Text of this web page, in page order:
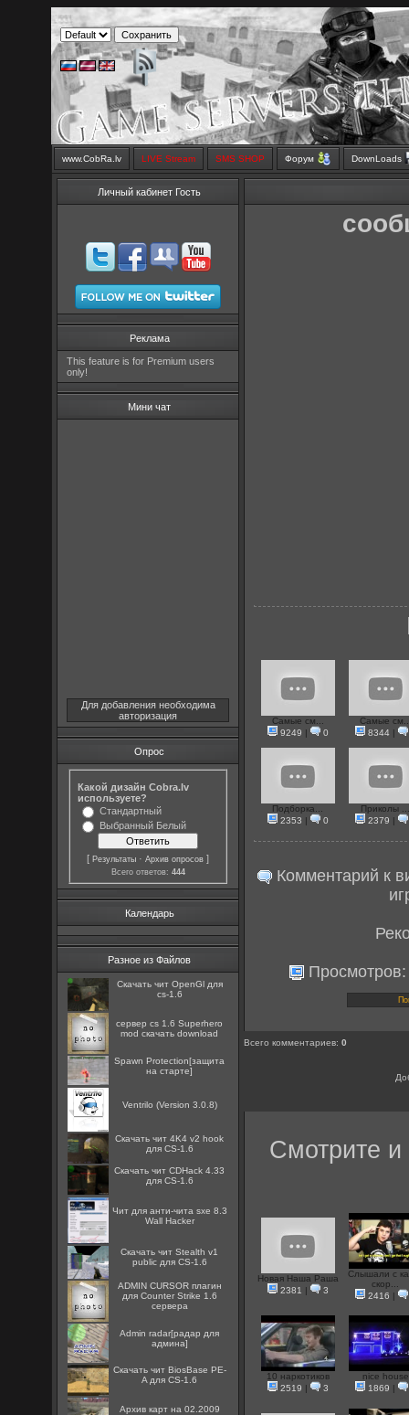
www.CobRa.lv LIVE Stream SMS SHOP Форум DownLoads
Личный кабинет Гость
Реклама
This feature is for Premium users
only!
Мини чат
Для добавления необходима
авторизация
Опрос
Какой дизайн Cobra.lv
используете?
Стандартный
Выбранный Белый
[Результаты ·Архив опросов ]
Всего ответов: 444
Календарь
Разное из Файлов
Скачать чит OpenGl для
cs-1.6
сервер cs 1.6 Superhero
mod скачать download
Spawn Protection[защита
на старте]
Ventrilo (Version 3.0.8)
Скачать чит 4K4 v2 hook
для CS-1.6
Скачать чит CDHack 4.33
для CS-1.6
Чит для анти-чита sxe 8.3
Wall Hacker
Скачать чит Stealth v1
public для CS-1.6
ADMIN CURSOR плагин
для Counter Strike 1.6
сервера
Admin radar[радар для
админа]
Скачать чит BiosBase PE-
A для CS-1.6
Архив карт на 02.2009
Самые см...
9249 | 0
Самые
8344|
Подборка...
2353 | 0
Приколы
2379 |
Комментарий к
Всего комментариев:0
Смотрите и
Новая Наша Раша
2381 | 3
Слышали с
скор...
2416 |
10 наркотиков
2519 | 3
nice house
1869 |